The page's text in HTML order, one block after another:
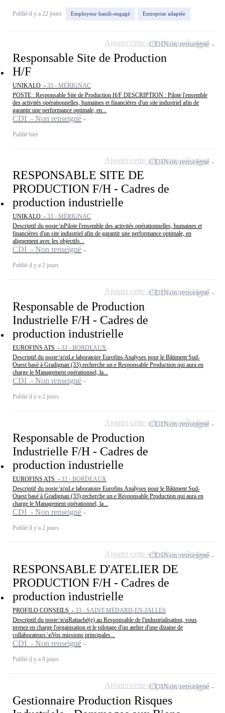
Publié il y a 22 jours Employeur handi-engagé Entreprise adaptée
Responsable Site de Production
H/F
UNIKALO - 33 - MÉRIGNAC
POSTE : Responsable Site de Production H/F DESCRIPTION : Pilote l'ensemble
des activités opérationnelles, humaines et financières d'un site industriel afin de
garantir une performance optimale, en...
CDI - Non renseigné
Publié hier
CDINon renseigné
Ajouter cette offre à ma sélection
RESPONSABLE SITE DE
PRODUCTION F/H - Cadres de
production industrielle
UNIKALO - 33 - MÉRIGNAC
Descriptif du poste:\nPilote l'ensemble des activités opérationnelles, humaines et
financières d'un site industriel afin de garantir une performance optimale, en
alignement avec les objectifs...
CDI - Non renseigné
Publié il y a 2 jours
CDINon renseigné
Ajouter cette offre à ma sélection
Responsable de Production
Industrielle F/H - Cadres de
production industrielle
EUROFINS ATS - 33 - BORDEAUX
Descriptif du poste:\n\nLe laboratoire Eurofins Analyses pour le Bâtiment Sud-
Ouest basé à Gradignan (33) recherche un.e Responsable Production qui aura en
charge le Management opérationnel, la...
CDI - Non renseigné
Publié il y a 2 jours
CDINon renseigné
Ajouter cette offre à ma sélection
Responsable de Production
Industrielle F/H - Cadres de
production industrielle
EUROFINS ATS - 33 - BORDEAUX
Descriptif du poste:\n\nLe laboratoire Eurofins Analyses pour le Bâtiment Sud-
Ouest basé à Gradignan (33) recherche un.e Responsable Production qui aura en
charge le Management opérationnel, la...
CDI - Non renseigné
Publié il y a 2 jours
CDINon renseigné
Ajouter cette offre à ma sélection
RESPONSABLE D'ATELIER DE
PRODUCTION F/H - Cadres de
production industrielle
PROFILO CONSEILS - 33 - SAINT-MÉDARD-EN-JALLES
Descriptif du poste:\n\nRattaché(e) au Responsable de l'industrialisation, vous
prenez en charge l'organisation et le pilotage d'un atelier d'une dizaine de
collaborateurs.\nVos missions principales...
CDI - Non renseigné
Publié il y a 9 jours
CDINon renseigné
Ajouter cette offre à ma sélection
Gestionnaire Production Risques
CDINon renseigné
Ajouter cette offre à ma sélection